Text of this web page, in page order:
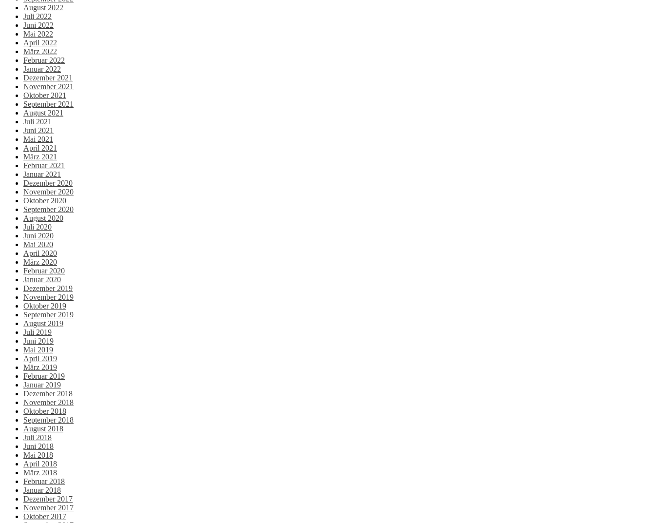
August 2022
Juli 2022
Juni 2022
Mai 2022
April 2022
März 2022
Februar 2022
Januar 2022
Dezember 2021
November 2021
Oktober 2021
September 2021
August 2021
Juli 2021
Juni 2021
Mai 2021
April 2021
März 2021
Februar 2021
Januar 2021
Dezember 2020
November 2020
Oktober 2020
September 2020
August 2020
Juli 2020
Juni 2020
Mai 2020
April 2020
März 2020
Februar 2020
Januar 2020
Dezember 2019
November 2019
Oktober 2019
September 2019
August 2019
Juli 2019
Juni 2019
Mai 2019
April 2019
März 2019
Februar 2019
Januar 2019
Dezember 2018
November 2018
Oktober 2018
September 2018
August 2018
Juli 2018
Juni 2018
Mai 2018
April 2018
März 2018
Februar 2018
Januar 2018
Dezember 2017
November 2017
Oktober 2017